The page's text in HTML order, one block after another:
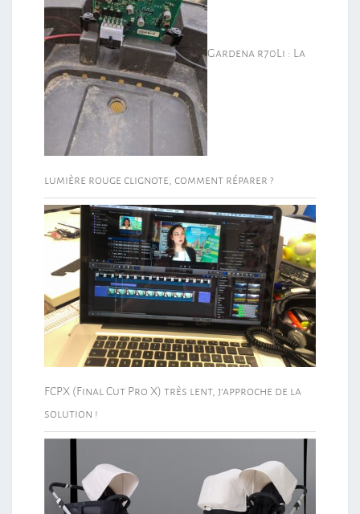
Gardena r70Li : La
lumière rouge clignote, comment réparer ?
FCPX (Final Cut Pro X) très lent, j’approche de la
solution !